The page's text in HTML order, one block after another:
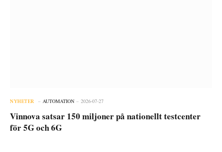
NYHETER AUTOMATION 2026-07-27
Vinnova satsar 150 miljoner på nationellt testcenter
för 5G och 6G